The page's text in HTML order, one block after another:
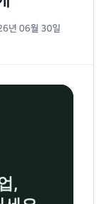
년 06월 30일
,